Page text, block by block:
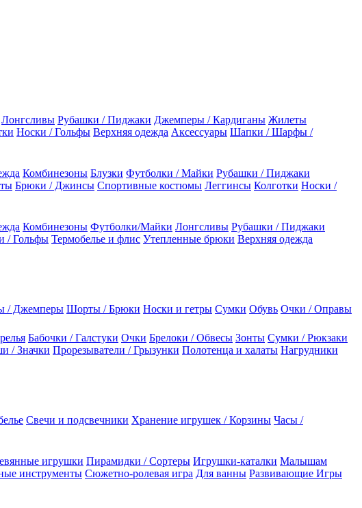
Лонгсливы Рубашки / Пиджаки Джемперы / Кардиганы Жилеты
Носки / Гольфы Верхняя одежда Аксессуары Шапки / Шарфы /
Комбинезоны Блузки Футболки / Майки Рубашки / Пиджаки
Брюки / Джинсы Спортивные костюмы Леггинсы Колготки Носки /
Комбинезоны Футболки/Майки Лонгсливы Рубашки / Пиджаки
/ Гольфы Термобелье и флис Утепленные брюки Верхняя одежда
/ Джемперы Шорты / Брюки Носки и гетры Сумки Обувь Очки / Оправы
Бабочки / Галстуки Очки Брелоки / Обвесы Зонты Сумки / Рюкзаки
/ Значки Прорезыватели / Грызунки Полотенца и халаты Нагрудники
Свечи и подсвечники Хранение игрушек / Корзины Часы /
игрушки Пирамидки / Сортеры Игрушки-каталки Малышам
инструменты Сюжетно-ролевая игра Для ванны Развивающие Игры